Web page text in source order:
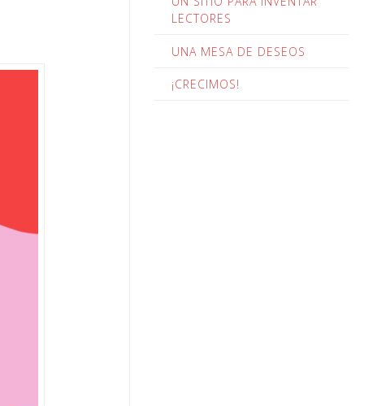
LECTORES
UNA MESA DE DESEOS
¡CRECIMOS!